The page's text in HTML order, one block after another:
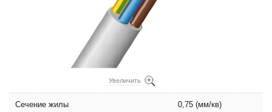
Увеличить
Сечение жилы 0,75 (мм/кв)